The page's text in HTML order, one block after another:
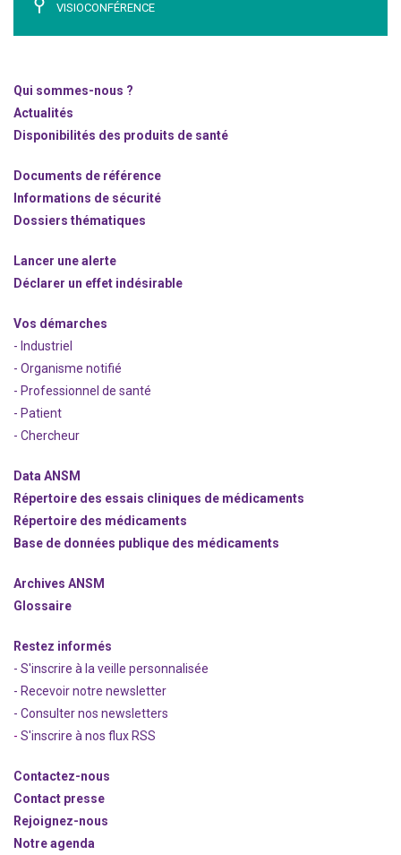
VISIOCONFÉRENCE
Qui sommes-nous ?
Actualités
Disponibilités des produits de santé
Documents de référence
Informations de sécurité
Dossiers thématiques
Lancer une alerte
Déclarer un effet indésirable
Vos démarches
- Industriel
- Organisme notifié
- Professionnel de santé
- Patient
- Chercheur
Data ANSM
Répertoire des essais cliniques de médicaments
Répertoire des médicaments
Base de données publique des médicaments
Archives ANSM
Glossaire
Restez informés
- S'inscrire à la veille personnalisée
- Recevoir notre newsletter
- Consulter nos newsletters
- S'inscrire à nos flux RSS
Contactez-nous
Contact presse
Rejoignez-nous
Notre agenda